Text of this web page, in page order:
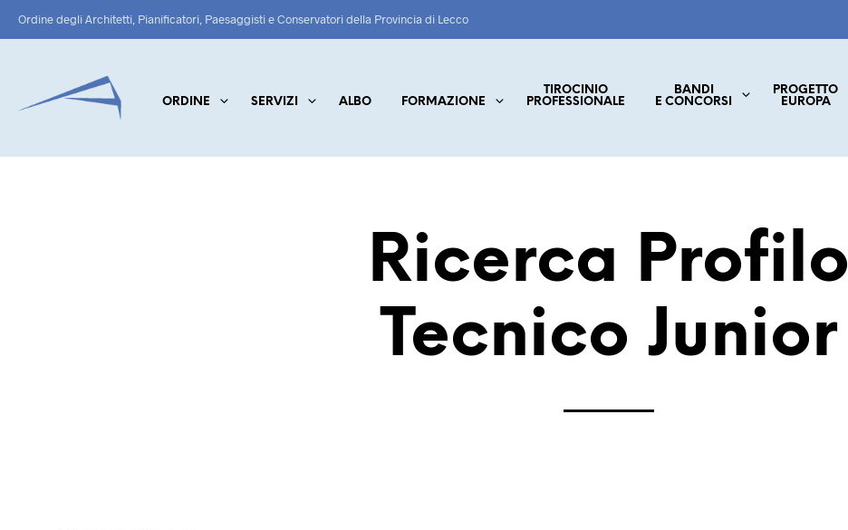
Ordine degli Architetti, Pianificatori, Paesaggisti e Conservatori della Provincia di Lecco
ORDINE SERVIZI ALBO FORMAZIONE
TIROCINIO
PROFESSIONALE
BANDI
E CONCORSI
PROGETTO
EUROPA
Ricerca Profilo
Tecnico Junior